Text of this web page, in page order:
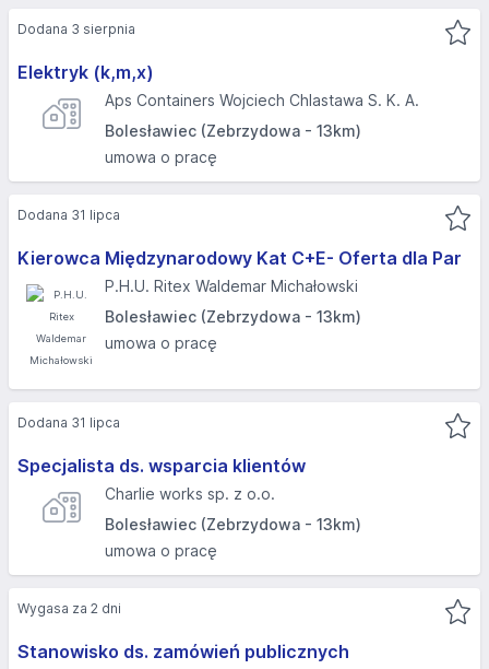
Elektryk (k,m,x)
Aps Containers Wojciech Chlastawa S. K. A.
Bolesławiec (Zebrzydowa - 13km)
umowa o pracę
Dodana 3 sierpnia
Kierowca Międzynarodowy Kat C+E- Oferta dla Par
P.H.U. Ritex Waldemar Michałowski
Bolesławiec (Zebrzydowa - 13km)
umowa o pracę
Dodana 31 lipca
Specjalista ds. wsparcia klientów
Charlie works sp. z o.o.
Bolesławiec (Zebrzydowa - 13km)
umowa o pracę
Dodana 31 lipca
Stanowisko ds. zamówień publicznych
Wygasa za 2 dni